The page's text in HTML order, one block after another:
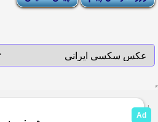
Moderator List |
Adult Forums